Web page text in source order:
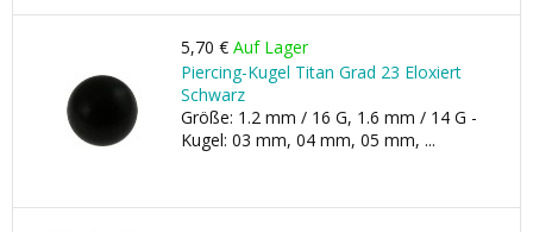
5,70 € Auf Lager
Piercing-Kugel Titan Grad 23 Eloxiert
Schwarz
Größe: 1.2 mm / 16 G, 1.6 mm / 14 G -
Kugel: 03 mm, 04 mm, 05 mm, ...